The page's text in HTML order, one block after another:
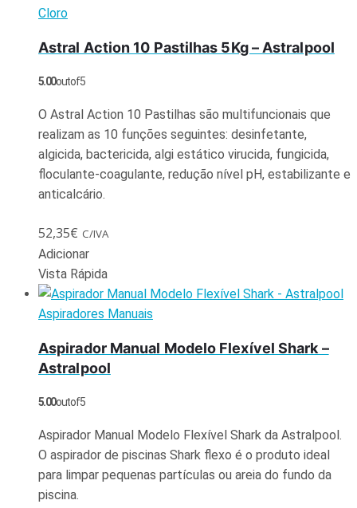
Cloro
Astral Action 10 Pastilhas 5Kg – Astralpool
5.00out of 5
O Astral Action 10 Pastilhas são multifuncionais que
realizam as 10 funções seguintes: desinfetante,
algicida, bactericida, algi estático virucida, fungicida,
floculante-coagulante, redução nível pH, estabilizante e
anticalcário.
52,35€ C/IVA
Adicionar
Vista Rápida
Aspiradores Manuais
Aspirador Manual Modelo Flexível Shark –
Astralpool
5.00out of 5
Aspirador Manual Modelo Flexível Shark da Astralpool.
O aspirador de piscinas Shark flexo é o produto ideal
para limpar pequenas partículas ou areia do fundo da
piscina.